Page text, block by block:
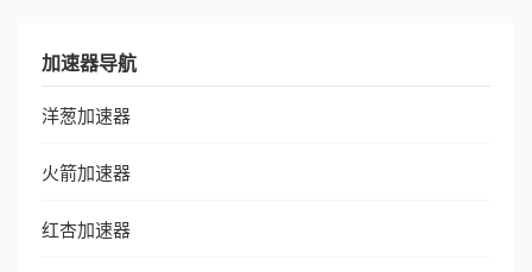
加速器导航
洋葱加速器
火箭加速器
红杏加速器